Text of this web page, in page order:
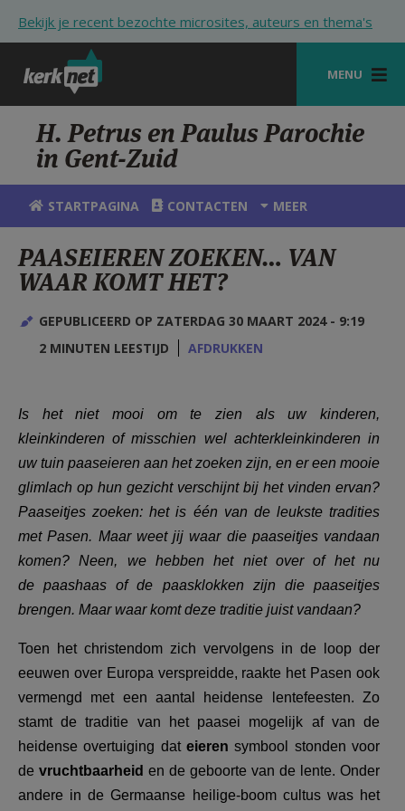
Bekijk je recent bezochte microsites, auteurs en thema's
MENU
STARTPAGINA
KERK
VIERINGEN
ZOEKEN
HULP
STARTPAGINA PORTAAL
AANMELDEN OF REGISTREREN
H. Petrus en Paulus Parochie
in Gent-Zuid
STARTPAGINA CONTACTEN MEER
PAASEIEREN ZOEKEN… VAN
WAAR KOMT HET?
GEPUBLICEERD OP ZATERDAG 30 MAART 2024 - 9:19
2 MINUTEN LEESTIJD
AFDRUKKEN
Is het niet mooi om te zien als uw kinderen,
kleinkinderen of misschien wel achterkleinkinderen in
uw tuin paaseieren aan het zoeken zijn, en er een mooie
glimlach op hun gezicht verschijnt bij het vinden ervan?
Paaseitjes zoeken: het is één van de leukste tradities
met Pasen. Maar weet jij waar die paaseitjes vandaan
komen? Neen, we hebben het niet over of het nu
de paashaas of de paasklokken zijn die paaseitjes
brengen. Maar waar komt deze traditie juist vandaan?
Toen het christendom zich vervolgens in de loop der
eeuwen over Europa verspreidde, raakte het Pasen ook
vermengd met een aantal heidense lentefeesten. Zo
stamt de traditie van het paasei mogelijk af van de
heidense overtuiging dat eierensymbool stonden voor
de vruchtbaarheid en de geboorte van de lente. Onder
andere in de Germaanse heilige-boom cultus was het